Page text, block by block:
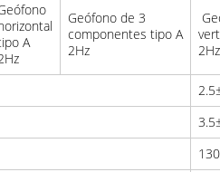
A
Geófono de 3
componentes tipo A
2Hz
2Hz